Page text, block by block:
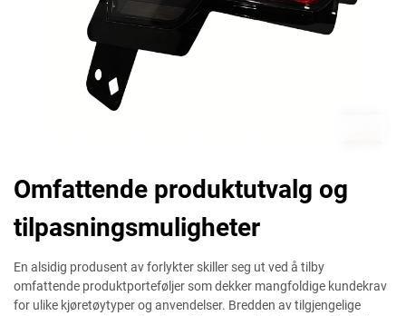
Omfattende produktutvalg og
tilpasningsmuligheter
En alsidig produsent av forlykter skiller seg ut ved å tilby
omfattende produktporteføljer som dekker mangfoldige kundekrav
for ulike kjøretøytyper og anvendelser. Bredden av tilgjengelige